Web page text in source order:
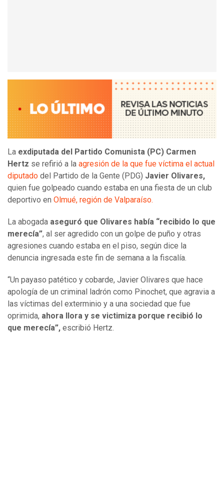
La exdiputada del Partido Comunista (PC) Carmen
Hertz se refirió a la agresión de la que fue víctima el actual
diputado del Partido de la Gente (PDG) Javier Olivares,
quien fue golpeado cuando estaba en una fiesta de un club
deportivo en Olmué, región de Valparaíso.
La abogada aseguró que Olivares había “recibido lo que
merecía”, al ser agredido con un golpe de puño y otras
agresiones cuando estaba en el piso, según dice la
denuncia ingresada este fin de semana a la fiscalía.
“Un payaso patético y cobarde, Javier Olivares que hace
apología de un criminal ladrón como Pinochet, que agravia a
las víctimas del exterminio y a una sociedad que fue
oprimida, ahora llora y se victimiza porque recibió lo
que merecía”, escribió Hertz.